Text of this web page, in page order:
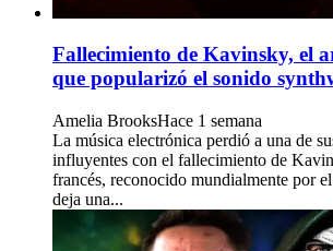
Fallecimiento de Kavinsky, el
que popularizó el sonido
Amelia BrooksHace 1 semana
La música electrónica perdió a una de
influyentes con el fallecimiento de
francés, reconocido mundialmente por
deja una...